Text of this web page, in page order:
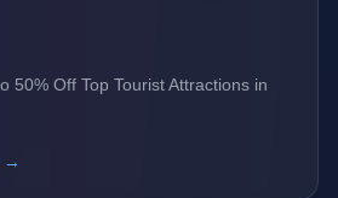
50% Off Top Tourist Attractions in
→